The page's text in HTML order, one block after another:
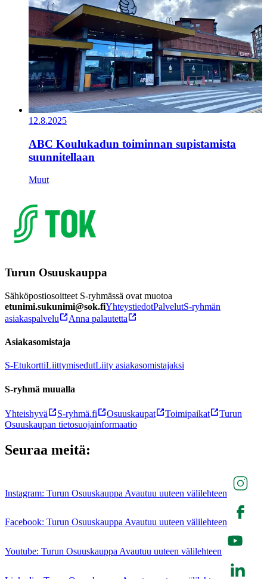
12.8.2025
ABC Koulukadun toiminnan supistamista
suunnitellaan
Muut
Turun Osuuskauppa
Sähköpostiosoitteet S-ryhmässä ovat muotoa
etunimi.sukunimi@sok.fiYhteystiedotPalvelutS-ryhmän
asiakaspalvelu
Anna palautetta
Asiakasomistaja
S-EtukorttiLiittymisedutLiity asiakasomistajaksi
S-ryhmä muualla
Yhteishyvä S-ryhmä.fi Osuuskaupat Toimipaikat
Turun
Osuuskaupan tietosuojainformaatio
Seuraa meitä:
Instagram: Turun Osuuskauppa Avautuu uuteen välilehteen
Facebook: Turun Osuuskauppa Avautuu uuteen välilehteen
Youtube: Turun Osuuskauppa Avautuu uuteen välilehteen